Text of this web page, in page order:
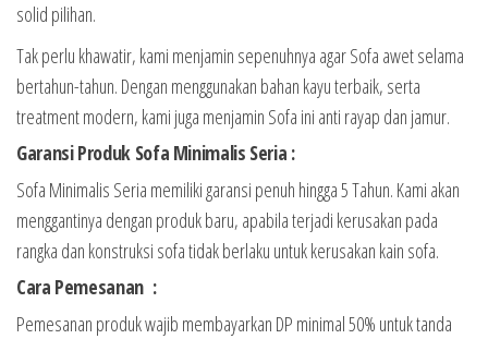
solid pilihan.
Tak perlu khawatir, kami menjamin sepenuhnya agar Sofa awet selama
bertahun-tahun. Dengan menggunakan bahan kayu terbaik, serta
treatment modern, kami juga menjamin Sofa ini anti rayap dan jamur.
Garansi Produk Sofa Minimalis Seria :
Sofa Minimalis Seria memiliki garansi penuh hingga 5 Tahun. Kami akan
menggantinya dengan produk baru, apabila terjadi kerusakan pada
rangka dan konstruksi sofa tidak berlaku untuk kerusakan kain sofa.
Cara Pemesanan :
Pemesanan produk wajib membayarkan DP minimal 50% untuk tanda